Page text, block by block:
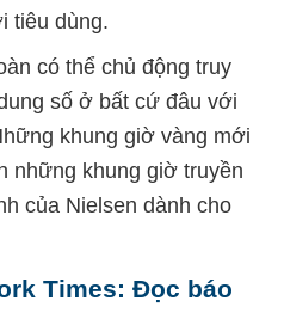
tiêu dùng.
có thể chủ động truy
số ở bất cứ đâu với
khung giờ vàng mới
những khung giờ truyền
của Nielsen dành cho
Times: Đọc báo